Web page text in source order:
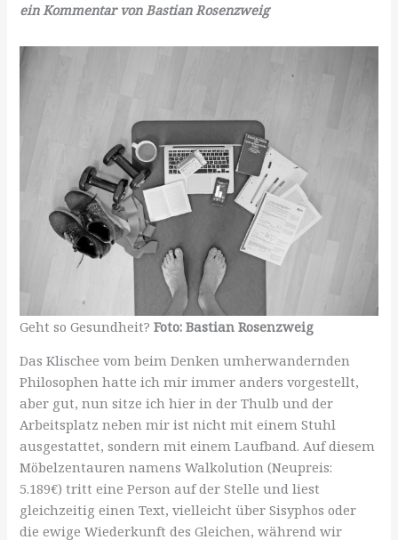
ein Kommentar von Bastian Rosenzweig
Geht so Gesundheit?Foto: Bastian Rosenzweig
Das Klischee vom beim Denken umherwandernden
Philosophen hatte ich mir immer anders vorgestellt,
aber gut, nun sitze ich hier in der Thulb und der
Arbeitsplatz neben mir ist nicht mit einem Stuhl
ausgestattet, sondern mit einem Laufband. Auf diesem
Möbelzentauren namens Walkolution (Neupreis:
5.189€) tritt eine Person auf der Stelle und liest
gleichzeitig einen Text, vielleicht über Sisyphos oder
die ewige Wiederkunft des Gleichen, während wir